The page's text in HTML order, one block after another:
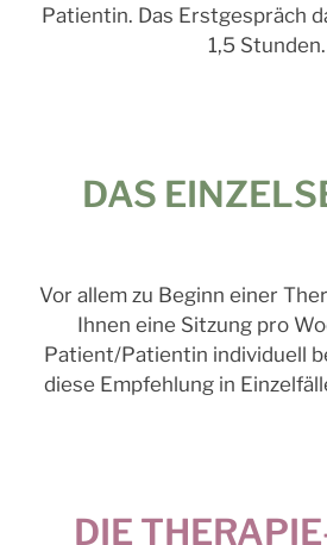
Patientin. Das Erstgespräch
1,5 Stunden.
DAS
Vor allem zu Beginn einer
Ihnen eine Sitzung pro
Patient/Patientin individuell
diese Empfehlung in
DIE